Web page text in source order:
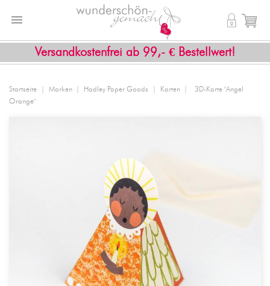
Versandkostenfrei ab 99,- € Bestellwert!
 shopping_cart

Startseite Marken Hadley Paper Goods Karten
3D-Karte "Angel
Orange"